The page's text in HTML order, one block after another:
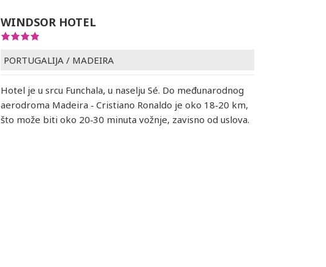
WINDSOR HOTEL
PORTUGALIJA / MADEIRA
Hotel je u srcu Funchala, u naselju Sé. Do međunarodnog
aerodroma Madeira ‑ Cristiano Ronaldo je oko 18‑20 km,
što može biti oko 20‑30 minuta vožnje, zavisno od uslova.